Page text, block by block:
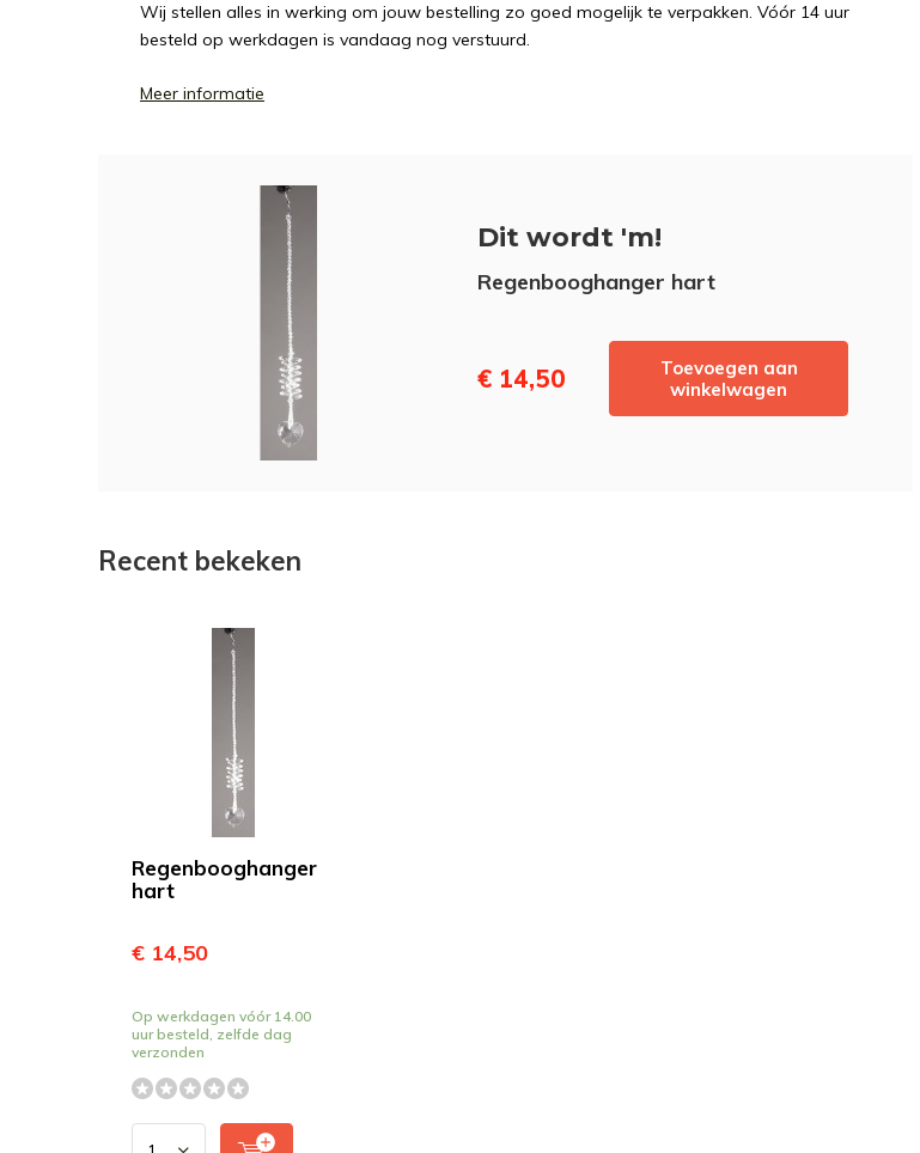
Wij stellen alles in werking om jouw bestelling zo goed mogelijk te verpakken. Vóór 14 uur
besteld op werkdagen is vandaag nog verstuurd.
Meer informatie
Dit wordt 'm!
Regenbooghanger hart
€ 14,50
Toevoegen aan
winkelwagen
Recent bekeken
Regenbooghanger
hart
€ 14,50
Op werkdagen vóór 14.00
uur besteld, zelfde dag
verzonden